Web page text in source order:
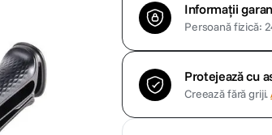
Informații
Persoană fizică:
Protejează cu
Creează fără griji.